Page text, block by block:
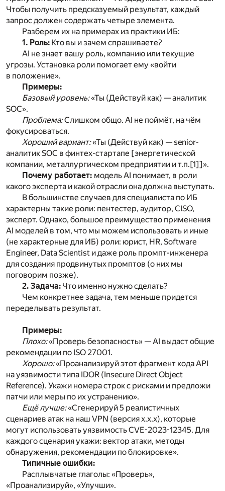
Чтобы получить предсказуемый результат, каждый
запрос должен содержать четыре элемента.
Разберем их на примерах из практики ИБ:
1. Роль: Кто вы и зачем спрашиваете?
AI не знает вашу роль, компанию или текущие
угрозы. Установка роли помогает ему «войти
в положение».
Примеры:
Базовый уровень:«Ты (Действуй как) — аналитик
SOC».
Проблема:Слишком общо. AI не поймёт, на чём
фокусироваться.
Хороший вариант:«Ты (Действуй как) — senior-
аналитик SOC в финтех-стартапе [энергетической
компании, металлургическом предприятии и т.п. [1]]».
Почему работает: модель AI понимает, в роли
какого эксперта и какой отрасли она должна выступать.
В большинстве случаев для специалиста по ИБ
характерны такие роли: пентестер, аудитор, CISO,
эксперт. Однако, большое преимущество применения
AI моделей в том, что мы можем использовать и иные
(не характерные для ИБ) роли: юрист, HR, Software
Engineer, Data Scientist и даже роль промпт-инженера
для создания продвинутых промптов (о них мы
поговорим позже).
2. Задача: Что именно нужно сделать?
Чем конкретнее задача, тем меньше придется
переделывать результат.
Примеры:
Плохо:«Проверь безопасность» — AI выдаст общие
рекомендации по ISO 27001.
Хорошо:«Проанализируй этот фрагмент кода API
на уязвимости типа IDOR (Insecure Direct Object
Reference). Укажи номера строк с рисками и предложи
патчи или меры по их устранению».
Ещё лучше:«Сгенерируй 5 реалистичных
сценариев атак на наш VPN (версия х.х.х), которые
могут использовать уязвимость CVE-2023-12345. Для
каждого сценария укажи: вектор атаки, методы
обнаружения, рекомендации по блокировке».
Типичные ошибки:
Расплывчатые глаголы: «Проверь»,
«Проанализируй», «Улучши».